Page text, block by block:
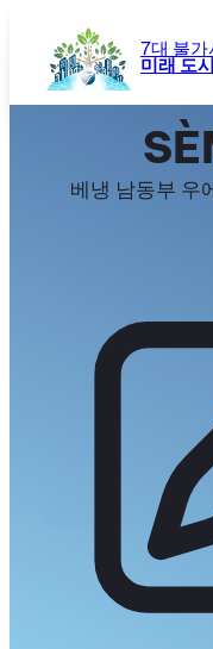
7대 불가
미래 도
베냉 남동부 우